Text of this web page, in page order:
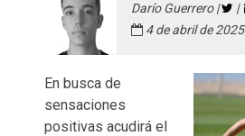
Darío Guerrero |
|
4 de abril de 2025
En busca de
sensaciones
positivas acudirá el